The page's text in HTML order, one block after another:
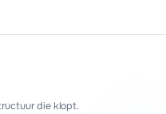
die klopt.